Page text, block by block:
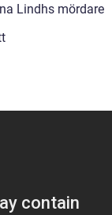
Lindhs mördare